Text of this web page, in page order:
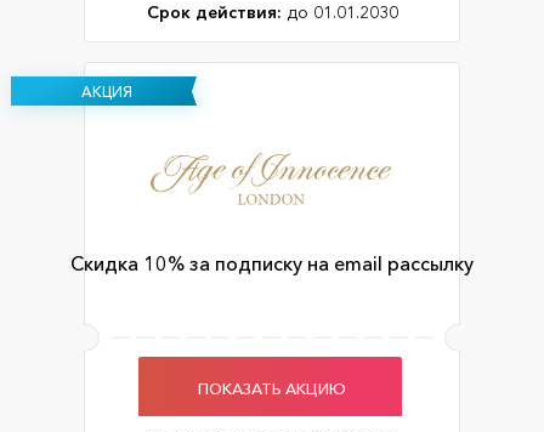
Срок действия: до 01.01.2030
АКЦИЯ
Скидка 10% за подписку на email рассылку
ПОКАЗАТЬ АКЦИЮ